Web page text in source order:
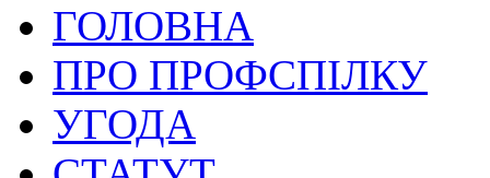
ГОЛОВНА
ПРО ПРОФСПІЛКУ
УГОДА